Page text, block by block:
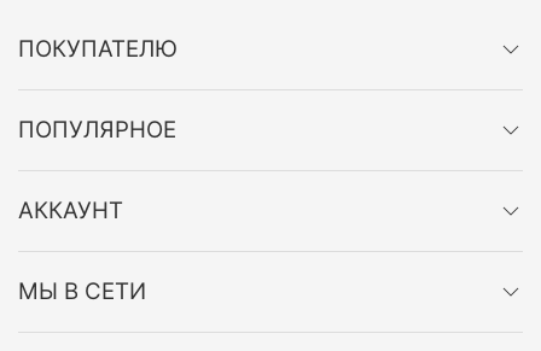
ПОКУПАТЕЛЮ
ПОПУЛЯРНОЕ
АККАУНТ
МЫ В СЕТИ